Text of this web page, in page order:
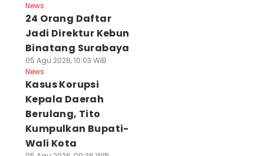
Ibu di
Tewas
Kandungnya
Agu 2026, 15:34 WIB
Jatim, Jasa
Naik, Polda
Ngomong Turun
06 Agu 2026, 14:28 WIB
News
24 Orang Daftar
Jadi Direktur Kebun
Binatang Surabaya
05 Agu 2026, 10:03 WIB
News
Kasus Korupsi
Kepala Daerah
Berulang, Tito
Kumpulkan Bupati-
Wali Kota